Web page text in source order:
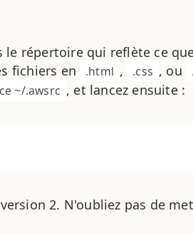
répertoire qui reflète ce
fichiers en
.html , .css , ou
~/.awsrc , et lancez ensuite :
2. N'oubliez pas de